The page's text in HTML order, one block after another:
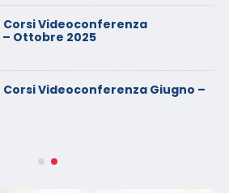
Corsi Videoconferenza
Ottobre 2025
Videoconferenza Giugno –